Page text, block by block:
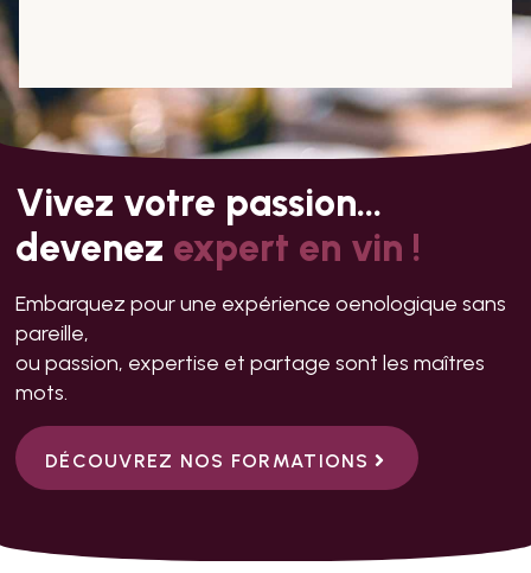
Vivez votre passion…
devenez expert en vin !
Embarquez pour une expérience oenologique sans
pareille,
ou passion, expertise et partage sont les maîtres
mots.
DÉCOUVREZ NOS FORMATIONS